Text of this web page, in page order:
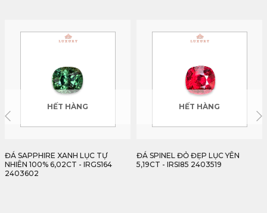
HẾT HÀNG
ĐÁ SPINEL ĐỎ ĐẸP LỤC YÊN
5,19CT - IRSI85 2403519
HẾT HÀNG
BẢO VẬT SPINEL LUXURY 9,93CT
- IRSI90 2403993